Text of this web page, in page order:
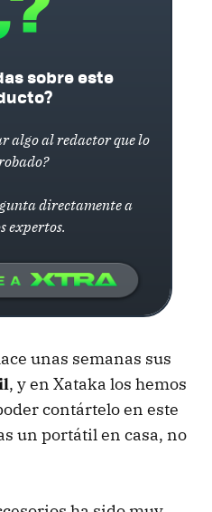
sobre este
algo al redactor que lo
directamente a
expertos.
unas semanas sus
, y en Xataka los hemos
contártelo en este
un portátil en casa, no